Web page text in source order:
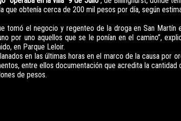
que obtenía cerca de 200 mil pesos por día, según
tomó el negocio y regenteo de la droga en San
por uno aquellos que se le ponían en el camino”,
en Parque Leloir.
en las últimas horas en el marco de la causa por
entre ellos documentación que acredita la
de pesos.